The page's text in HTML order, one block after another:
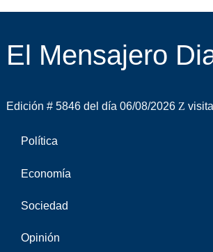
El Mensajero
Edición # 5846 del día 06/08/2026
Política
Economía
Sociedad
Opinión